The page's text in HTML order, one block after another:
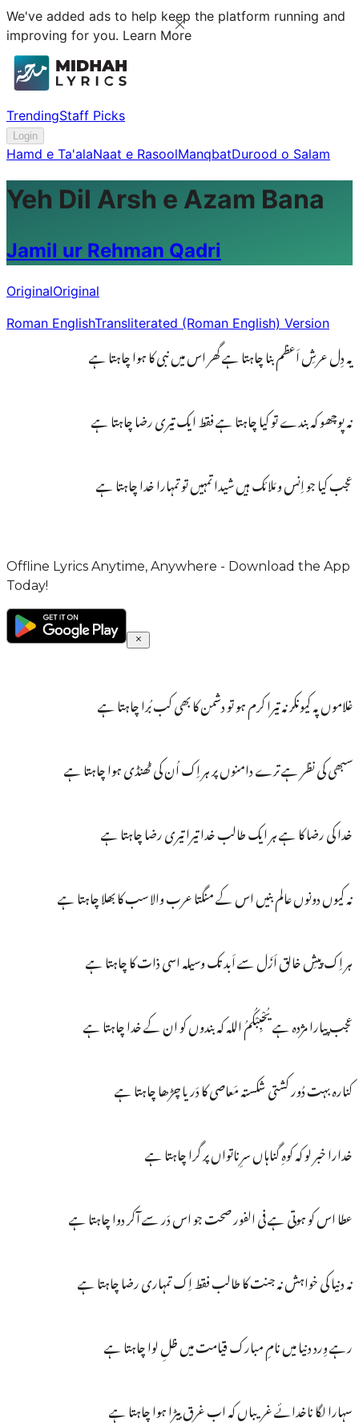
We've added ads to help keep the platform running and
improving for you. Learn More
TrendingStaff Picks
Login
Hamd e Ta'alaNaat e RasoolManqbatDurood o Salam
Yeh Dil Arsh e Azam Bana
Jamil ur Rehman Qadri
OriginalOriginal
Roman EnglishTransliterated (Roman English) Version
یہ دِل عرشِ اَعظم بنا چاہتا ہے گھر اس میں نبی کا ہوا چاہتا ہے
نہ پوچھو کہ بندے تو کیا چاہتا ہے فقط ایک تیری رضا چاہتا ہے
عجب کیا جو اِنس و مَلائک ہیں شیدا تمہیں تو تمہارا خدا چاہتا ہے
Offline Lyrics Anytime, Anywhere - Download the App
Today!
غلاموں پہ کیونکر نہ تیرا کرم ہو تو دشمن کا بھی کب بُرا چاہتا ہے
سبھی کی نظر ہے ترے دامنوں پر ہر اِک اُن کی ٹھنڈی ہوا چاہتا ہے
خدا کی رضا کا ہے ہر ایک طالب خدا تیرا تیری رضا چاہتا ہے
نہ کیوں دونوں عالم بنیں اس کے منگتا عرب والا سب کا بھلا چاہتا ہے
ہر اِک پیشِ خالق اَزَل سے اَبد تک وسیلہ اسی ذات کا چاہتا ہے
عجب پیارا مژدہ ہے یُحْبِبْکُمُ اللہ کہ بندوں کو ان کے خدا چاہتا ہے
کنارہ بہت دُور کشتی شکستہ مَعاصی کا دَریا چڑھا چاہتا ہے
خدارا خبر لو کہ کوہِ گناہاں سرِناتواں پر گرا چاہتا ہے
عطا اس کو ہوتی ہے فی الفور صحت جو اس دَر سے آکر دوا چاہتا ہے
نہ دنیا کی خواہش نہ جنت کا طالب فقط اِک تمہاری رضا چاہتا ہے
رہے وِرد دنیا میں نامِ مبارک قیامت میں ظلِ لوا چاہتا ہے
سہارا لگا ناخدائے غریباں کہ اب غرق بیڑا ہوا چاہتا ہے